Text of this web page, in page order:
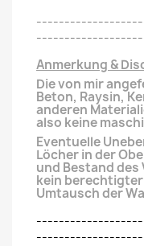
Anmerkung &
Die von mir
Beton, Raysin,
anderen
also keine
Eventuelle
Löcher in der
und Bestand
kein berechtigter
Umtausch der